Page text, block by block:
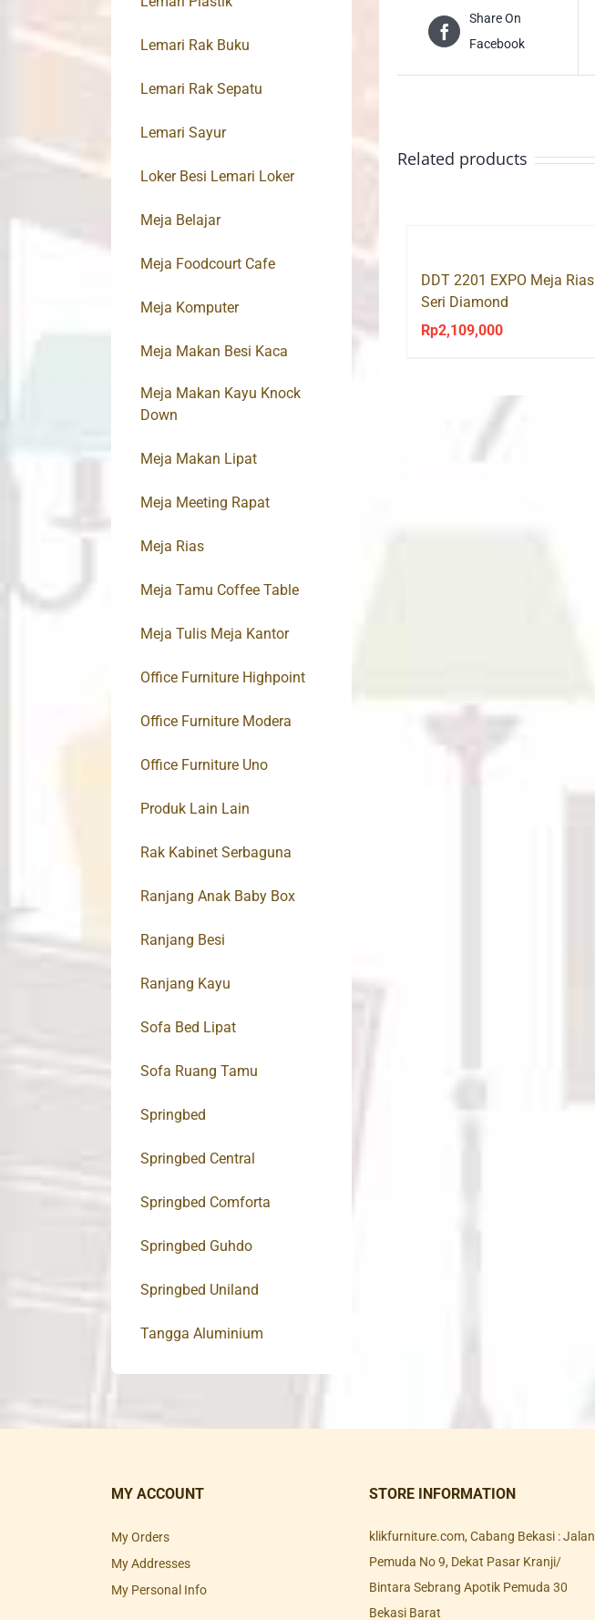
Share On
Facebook
Related products
DDT 2201 EXPO Meja Rias
Seri Diamond
Rp2,109,000
Lemari Rak Buku
Lemari Rak Sepatu
Lemari Sayur
Loker Besi Lemari Loker
Meja Belajar
Meja Foodcourt Cafe
Meja Komputer
Meja Makan Besi Kaca
Meja Makan Kayu Knock
Down
Meja Makan Lipat
Meja Meeting Rapat
Meja Rias
Meja Tamu Coffee Table
Meja Tulis Meja Kantor
Office Furniture Highpoint
Office Furniture Modera
Office Furniture Uno
Produk Lain Lain
Rak Kabinet Serbaguna
Ranjang Anak Baby Box
Ranjang Besi
Ranjang Kayu
Sofa Bed Lipat
Sofa Ruang Tamu
Springbed
Springbed Central
Springbed Comforta
Springbed Guhdo
Springbed Uniland
Tangga Aluminium
MY ACCOUNT
My Orders
My Addresses
My Personal Info
STORE INFORMATION
klikfurniture.com, Cabang Bekasi : Jalan
Pemuda No 9, Dekat Pasar Kranji/
Bintara Sebrang Apotik Pemuda 30
Bekasi Barat